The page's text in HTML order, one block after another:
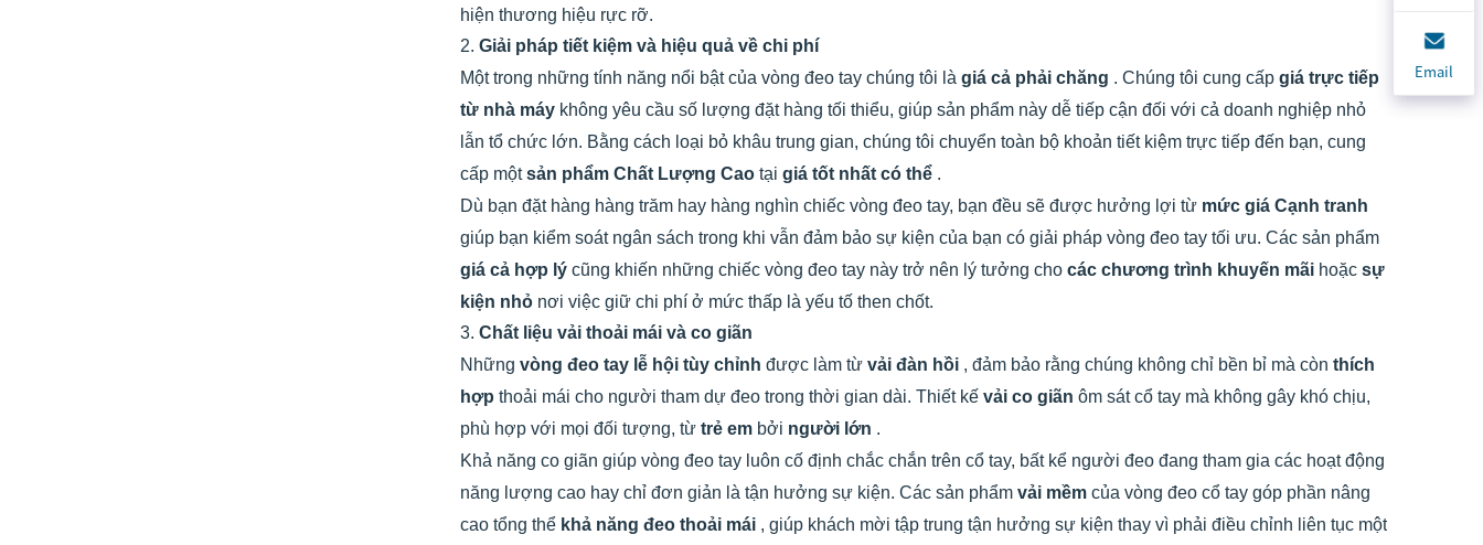
hiện thương hiệu rực rỡ.
2. Giải pháp tiết kiệm và hiệu quả về chi phí
Một trong những tính năng nổi bật của vòng đeo tay chúng tôi là giá cả phải chăng . Chúng tôi cung cấp giá trực tiếp
từ nhà máy không yêu cầu số lượng đặt hàng tối thiểu, giúp sản phẩm này dễ tiếp cận đối với cả doanh nghiệp nhỏ
lẫn tổ chức lớn. Bằng cách loại bỏ khâu trung gian, chúng tôi chuyển toàn bộ khoản tiết kiệm trực tiếp đến bạn, cung
cấp mộtsản phẩm Chất Lượng Cao tại giá tốt nhất có thể .
Dù bạn đặt hàng hàng trăm hay hàng nghìn chiếc vòng đeo tay, bạn đều sẽ được hưởng lợi từ mức giá Cạnh tranh
giúp bạn kiểm soát ngân sách trong khi vẫn đảm bảo sự kiện của bạn có giải pháp vòng đeo tay tối ưu. Các sản phẩm
giá cả hợp lý cũng khiến những chiếc vòng đeo tay này trở nên lý tưởng cho các chương trình khuyến mãi hoặc sự
kiện nhỏ nơi việc giữ chi phí ở mức thấp là yếu tố then chốt.
3. Chất liệu vải thoải mái và co giãn
Những vòng đeo tay lễ hội tùy chỉnh được làm từ vải đàn hồi , đảm bảo rằng chúng không chỉ bền bỉ mà còn thích
hợp thoải mái cho người tham dự đeo trong thời gian dài. Thiết kế vải co giãn ôm sát cổ tay mà không gây khó chịu,
phù hợp với mọi đối tượng, từ trẻ em bởi người lớn .
Khả năng co giãn giúp vòng đeo tay luôn cố định chắc chắn trên cổ tay, bất kể người đeo đang tham gia các hoạt động
năng lượng cao hay chỉ đơn giản là tận hưởng sự kiện. Các sản phẩm vải mềm của vòng đeo cổ tay góp phần nâng
cao tổng thể khả năng đeo thoải mái , giúp khách mời tập trung tận hưởng sự kiện thay vì phải điều chỉnh liên tục một
Email